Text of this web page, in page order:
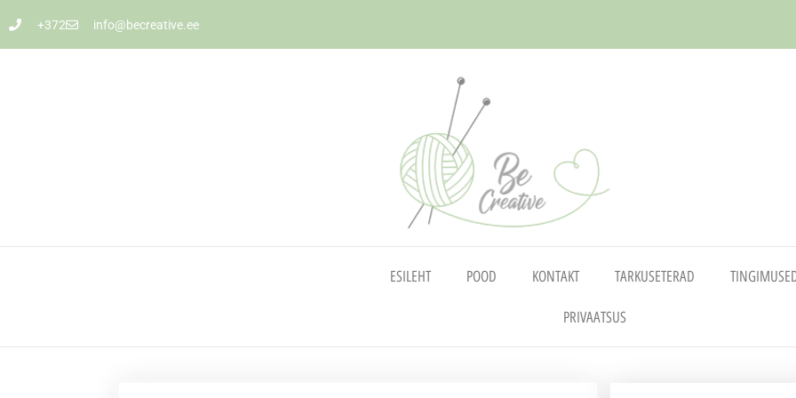
+372 info@becreative.ee
ESILEHT POOD KONTAKT TARKUSETERAD
PRIVAATSUS